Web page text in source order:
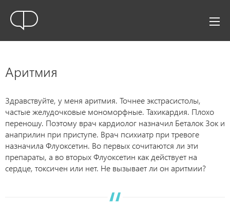
Аритмия
Здравствуйте, у меня аритмия. Точнее экстрасистолы,
частые желудочковые мономорфные. Тахикардия. Плохо
переношу. Поэтому врач кардиолог назначил Беталок Зок и
анаприлин при приступе. Врач психиатр при тревоге
назначила Флуоксетин. Во первых сочитаются ли эти
препараты, а во вторых Флуоксетин как действует на
сердце, токсичен или нет. Не вызывает ли он аритмии?